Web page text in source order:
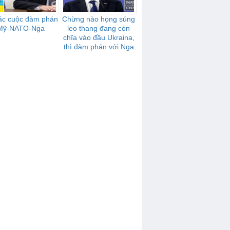
cuộc đàm phán
NATO-Nga
Chừng nào họng súng
leo thang đang còn
chĩa vào đầu Ukraina,
thì đàm phán với Nga